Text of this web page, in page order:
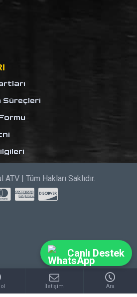
Süreçleri
| Tüm Hakları Saklıdır.
ol İletişim Ara
Canlı Destek